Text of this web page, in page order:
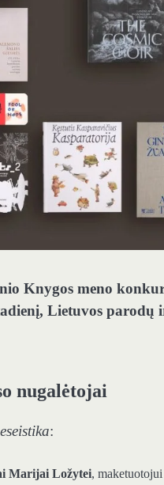
Knygos meno
Lietuvos parodų
nugalėtojai
:
Marijai Ložytei,